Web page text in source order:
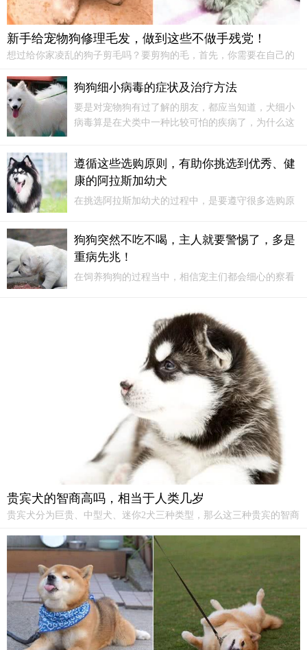
新手给宠物狗修理毛发，做到这些不做手残党！
想过给你家凌乱的狗子剪毛吗？要剪狗的毛，首先，你需要在自己的
有音乐。现在你的脑海中有想要的造型啦吗？那么就开始吧！要是你
是一位手残党，建议最好别给狗狗修理头部。
狗狗细小病毒的症状及治疗方法
要是对宠物狗有过了解的朋友，都应当知道，犬细小
病毒算是在犬类中一种比较可怕的疾病了，为什么这
是犬细小病症了，那么，一般犬细小病毒的症状有哪
些?
遵循这些选购原则，有助你挑选到优秀、健
康的阿拉斯加幼犬
在挑选阿拉斯加幼犬的过程中，是要遵守很多选购原
时，以下的选购原则你是必须要遵循的。1）选购阿拉
斯加幼犬的最佳时期，应在阿拉斯加幼犬出生后2～4
月最为合适。
狗狗突然不吃不喝，主人就要警惕了，多是
重病先兆！
在饲养狗狗的过程当中，相信宠主们都会细心的察看
的先兆！1、狗狗有很多寄生虫如果你以前吃得好，你
会无缘无故地胃口不好，而且你的后毛粗糙或消瘦。
贵宾犬的智商高吗，相当于人类几岁
贵宾犬分为巨贵、中型犬、迷你2犬三种类型，那么这三种贵宾的智商
水平狮子狗的智商相当于人类6岁的孩子。它很听话，也很懂事，能听